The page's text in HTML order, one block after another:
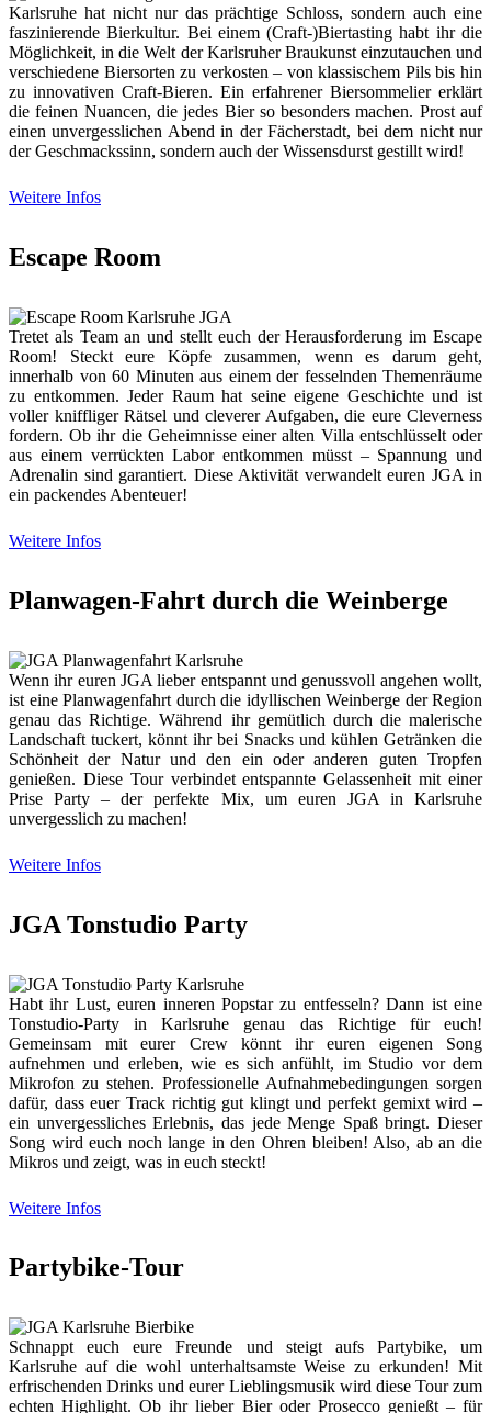
Karlsruhe hat nicht nur das prächtige Schloss, sondern auch eine
faszinierende Bierkultur. Bei einem (Craft-)Biertasting habt ihr die
Möglichkeit, in die Welt der Karlsruher Braukunst einzutauchen und
verschiedene Biersorten zu verkosten – von klassischem Pils bis hin
zu innovativen Craft-Bieren. Ein erfahrener Biersommelier erklärt
die feinen Nuancen, die jedes Bier so besonders machen. Prost auf
einen unvergesslichen Abend in der Fächerstadt, bei dem nicht nur
der Geschmackssinn, sondern auch der Wissensdurst gestillt wird!
Weitere Infos
Escape Room
Tretet als Team an und stellt euch der Herausforderung im Escape
Room! Steckt eure Köpfe zusammen, wenn es darum geht,
innerhalb von 60 Minuten aus einem der fesselnden Themenräume
zu entkommen. Jeder Raum hat seine eigene Geschichte und ist
voller kniffliger Rätsel und cleverer Aufgaben, die eure Cleverness
fordern. Ob ihr die Geheimnisse einer alten Villa entschlüsselt oder
aus einem verrückten Labor entkommen müsst – Spannung und
Adrenalin sind garantiert. Diese Aktivität verwandelt euren JGA in
ein packendes Abenteuer!
Weitere Infos
Planwagen-Fahrt durch die Weinberge
Wenn ihr euren JGA lieber entspannt und genussvoll angehen wollt,
ist eine Planwagenfahrt durch die idyllischen Weinberge der Region
genau das Richtige. Während ihr gemütlich durch die malerische
Landschaft tuckert, könnt ihr bei Snacks und kühlen Getränken die
Schönheit der Natur und den ein oder anderen guten Tropfen
genießen. Diese Tour verbindet entspannte Gelassenheit mit einer
Prise Party – der perfekte Mix, um euren JGA in Karlsruhe
unvergesslich zu machen!
Weitere Infos
JGA Tonstudio Party
Habt ihr Lust, euren inneren Popstar zu entfesseln? Dann ist eine
Tonstudio-Party in Karlsruhe genau das Richtige für euch!
Gemeinsam mit eurer Crew könnt ihr euren eigenen Song
aufnehmen und erleben, wie es sich anfühlt, im Studio vor dem
Mikrofon zu stehen. Professionelle Aufnahmebedingungen sorgen
dafür, dass euer Track richtig gut klingt und perfekt gemixt wird –
ein unvergessliches Erlebnis, das jede Menge Spaß bringt. Dieser
Song wird euch noch lange in den Ohren bleiben! Also, ab an die
Mikros und zeigt, was in euch steckt!
Weitere Infos
Partybike-Tour
Schnappt euch eure Freunde und steigt aufs Partybike, um
Karlsruhe auf die wohl unterhaltsamste Weise zu erkunden! Mit
erfrischenden Drinks und eurer Lieblingsmusik wird diese Tour zum
echten Highlight. Ob ihr lieber Bier oder Prosecco genießt – für